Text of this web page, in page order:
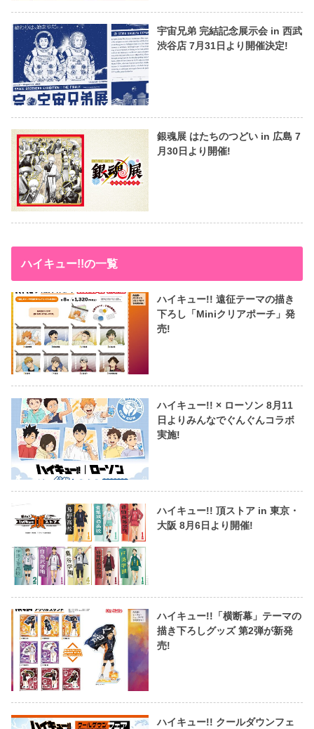
宇宙兄弟 完結記念展示会 in 西武
渋谷店 7月31日より開催決定!
銀魂展 はたちのつどい in 広島 7
月30日より開催!
ハイキュー!!の一覧
ハイキュー!! 遠征テーマの描き
下ろし「Miniクリアポーチ」発
売!
ハイキュー!! × ローソン 8月11
日よりみんなでぐんぐんコラボ
実施!
ハイキュー!! 頂ストア in 東京・
大阪 8月6日より開催!
ハイキュー!!「横断幕」テーマの
描き下ろしグッズ 第2弾が新発
売!
ハイキュー!! クールダウンフェ